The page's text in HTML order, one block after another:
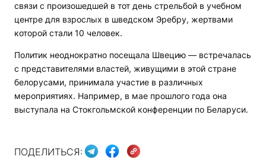
связи с произошедшей в тот день стрельбой в учебном
центре для взрослых в шведском Эребру, жертвами
которой стали 10 человек.
Политик неоднократно посещала Швецию — встречалась
с представителями властей, живущими в этой стране
белорусами, принимала участие в различных
мероприятиях. Например, в мае прошлого года она
выступала на Стокгольмской конференции по Беларуси.
ПОДЕЛИТЬСЯ: